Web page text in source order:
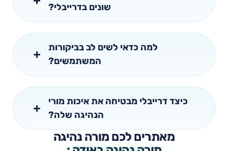
שונים בדרייבלי?
למה כדאי לשים לב בביקורות
המשתמשים?
כיצד דרייבלי מבטיחה את איכות מורי
הנהיגה שלה?
מאתרים לכם מורה נהיגה